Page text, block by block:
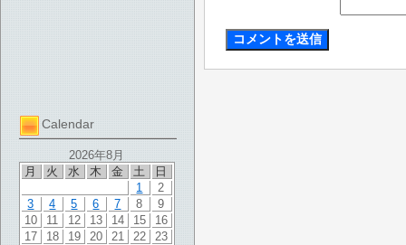
Calendar
2026年8月
月
火 水 木 金 土 日
1
2
3
4 5 6 7 8
9
10
11 12 13 14 15
16
17
18 19 20 21 22
23